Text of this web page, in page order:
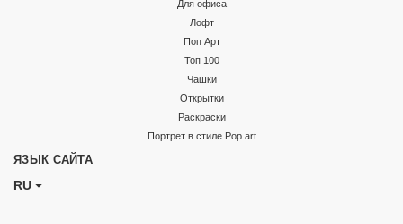
Для офиса
Лофт
Поп Арт
Топ 100
Чашки
Открытки
Раскраски
Портрет в стиле Pop art
ЯЗЫК САЙТА
RU